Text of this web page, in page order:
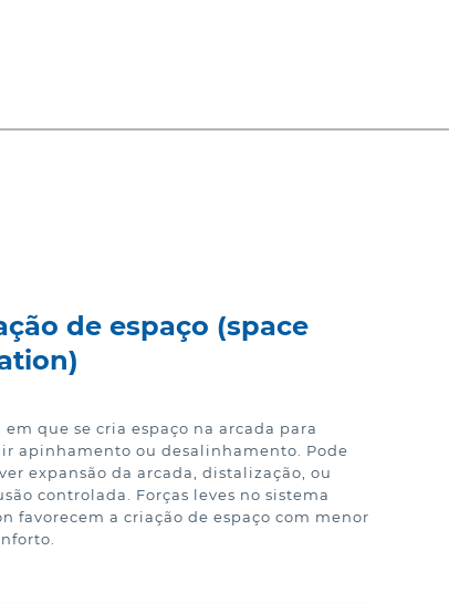
de espaço (space
em que se cria espaço na arcada para
apinhamento ou desalinhamento. Pode
expansão da arcada, distalização, ou
controlada. Forças leves no sistema
favorecem a criação de espaço com menor